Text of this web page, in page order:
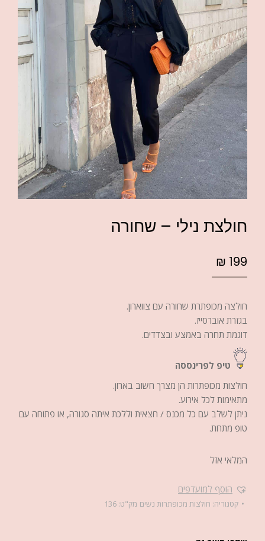
חולצת נילי – שחורה
₪ 199
חולצה מכופתרת שחורה עם צווארון.
בגזרת אוברסייז.
דוגמת תחרה באמצע ובצדדים.
טיפ לפרינססה
חולצות מכופתרות הן מצרך חשוב בארון.
מתאימות לכל אירוע.
ניתן לשלב עם כל מכנס / חצאית וללכת איתה סגורה, או פתוחה עם
טופ מתחת.
המלאי אזל
הוסף למועדפים
קטגוריה: חולצות מכופתרות נשים מק"ט: 136